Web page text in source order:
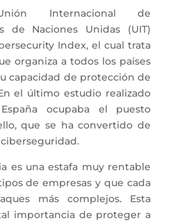
Internacional de
de Naciones Unidas (UIT)
Index, el cual trata
organiza a todos los países
capacidad de protección de
el último estudio realizado
ocupaba el puesto
que se ha convertido de
es una estafa muy rentable
de empresas y que cada
más complejos. Esta
importancia de proteger a